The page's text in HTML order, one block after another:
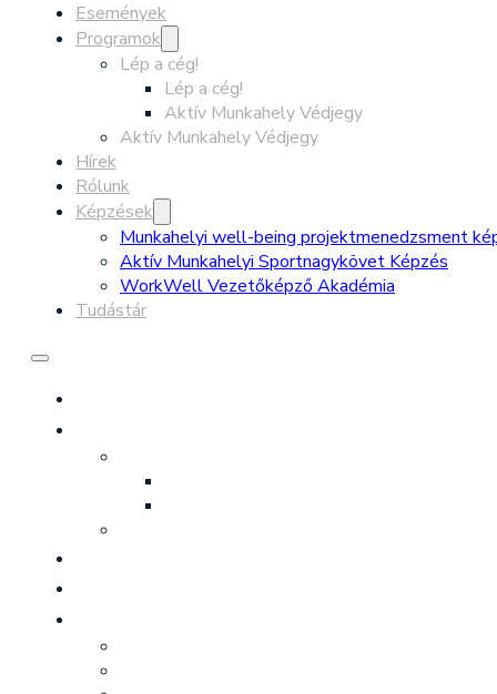
Események
Programok
Lép a cég!
Lép a cég!
Aktív Munkahely Védjegy
Aktív Munkahely Védjegy
Hírek
Rólunk
Képzések
Munkahelyi well-being projektmenedzsment
Aktív Munkahelyi Sportnagykövet Képzés
WorkWell Vezetőképző Akadémia
Tudástár